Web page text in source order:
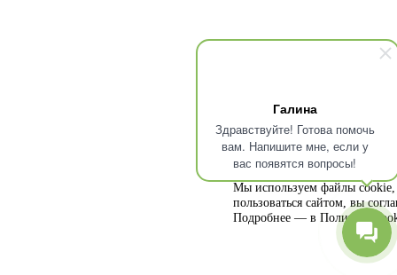
Галина
Здравствуйте! Готова помочь
вам. Напишите мне, если у
вас появятся вопросы!
Мы используем файлы cookie,
пользоваться сайтом, вы
Подробнее — в Политике